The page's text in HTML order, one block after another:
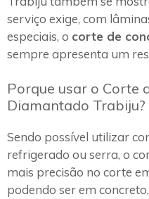
serviço exige, com
especiais, o corte de
sempre apresenta um
Porque usar o Corte
Diamantado Trabiju?
Sendo possível utilizar
refrigerado ou serra, o
mais precisão no corte
podendo ser em